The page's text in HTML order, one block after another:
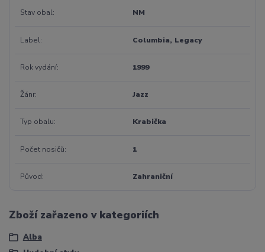
Stav obal NM
Label Columbia, Legacy
Rok vydání 1999
Žánr Jazz
Typ obalu Krabička
Počet nosičů 1
Původ Zahraniční
Zboží zařazeno v kategoriích
Alba